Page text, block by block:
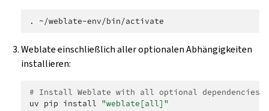
.
Weblate einschließlich aller optionalen Abhängigkeiten
installieren:
# Install Weblate with all optional dependencies
uv pip install "weblate[all]"